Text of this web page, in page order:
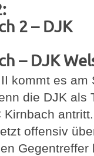
2 – DJK
– DJK
kommt es am
die DJK als
offensiv
Gegentreffer